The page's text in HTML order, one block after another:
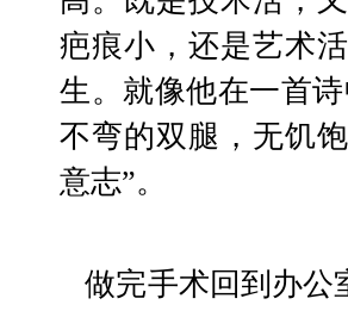
疤痕小，还是艺术
生。就像他在一首
不弯的双腿，无饥
意志”。
   做完手术回到办公室已是中午近一点钟了。考虑到下午